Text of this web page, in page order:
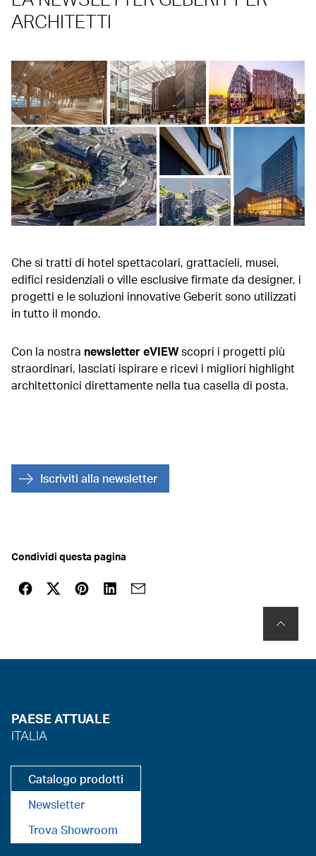
ARCHITETTI
Che si tratti di hotel spettacolari, grattacieli, musei,
edifici residenziali o ville esclusive firmate da designer, i
progetti e le soluzioni innovative Geberit sono utilizzati
in tutto il mondo.
Con la nostra newsletter eVIEWscopri i progetti più
straordinari, lasciati ispirare e ricevi i migliori highlight
architettonici direttamente nella tua casella di posta.
Iscriviti alla newsletter
Condividi questa pagina
PAESE ATTUALE
ITALIA
Catalogo prodotti
Newsletter
Trova Showroom